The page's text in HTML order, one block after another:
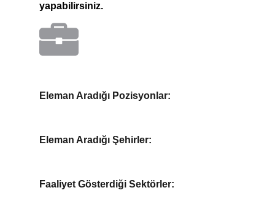
yapabilirsiniz.
Eleman Aradığı Pozisyonlar:
Eleman Aradığı Şehirler:
Faaliyet Gösterdiği Sektörler: